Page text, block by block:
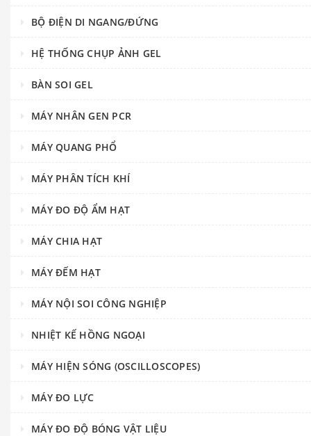
BỘ ĐIỆN DI NGANG/ĐỨNG
HỆ THỐNG CHỤP ẢNH GEL
BÀN SOI GEL
MÁY NHÂN GEN PCR
MÁY QUANG PHỔ
MÁY PHÂN TÍCH KHÍ
MÁY ĐO ĐỘ ẨM HẠT
MÁY CHIA HẠT
MÁY ĐẾM HẠT
MÁY NỘI SOI CÔNG NGHIỆP
NHIỆT KẾ HỒNG NGOẠI
MÁY HIỆN SÓNG (OSCILLOSCOPES)
MÁY ĐO LỰC
MÁY ĐO ĐỘ BÓNG VẬT LIỆU